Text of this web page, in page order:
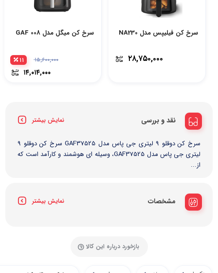
سرخ کن فیلیپس مدل NA230
۲۸,۷۵۰,۰۰۰
سرخ کن میگل مدل GAF 008
۱۵,۶۰۰,۰۰۰
۱۴,۰۱۴,۰۰۰
۱۱
نقد و بررسی نمایش بیشتر
سرخ کن دوقلو 9 لیتری جی پاس مدل GAF37525 سرخ کن دوقلو 9
لیتری جی پاس مدل GAF37525، وسیله ای هوشمند و کارآمد است که
از...
مشخصات نمایش بیشتر
بازخورد درباره این کالا